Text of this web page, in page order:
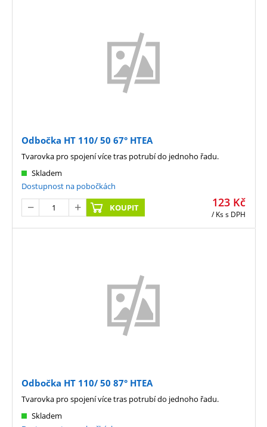
Odbočka HT 110/ 50 67° HTEA
123 Kč
/ Kss DPH
Skladem
Dostupnost na pobočkách
KOUPIT
Tvarovka pro spojení více tras potrubí do jednoho řadu.
Odbočka HT 110/ 50 87° HTEA
Skladem
Tvarovka pro spojení více tras potrubí do jednoho řadu.